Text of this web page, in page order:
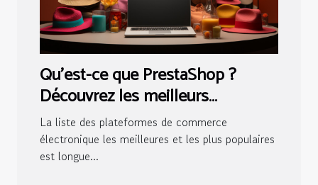
Qu'est-ce que PrestaShop ?
Découvrez les meilleurs
avantages de cette solution
La liste des plateformes de commerce
électronique les meilleures et les plus populaires
est longue...